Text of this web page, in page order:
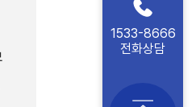
1533-8666
전화상담